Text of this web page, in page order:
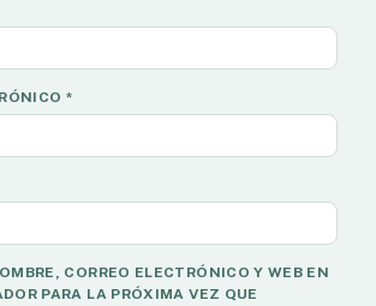
*
CORREO ELECTRÓNICO Y WEB EN
PARA LA PRÓXIMA VEZ QUE